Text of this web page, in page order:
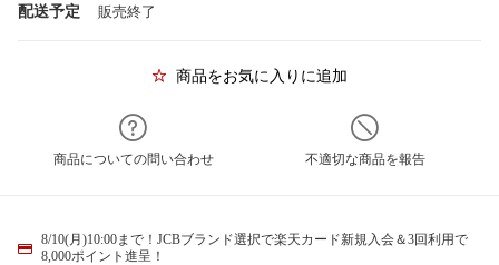
配送予定 販売終了
商品をお気に入りに追加
商品についての問い合わせ 不適切な商品を報告
8/10(月)10:00まで！JCBブランド選択で楽天カード新規入会＆3回利用で
8,000ポイント進呈！